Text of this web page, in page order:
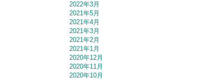
2022年3月
2021年5月
2021年4月
2021年3月
2021年2月
2021年1月
2020年12月
2020年11月
2020年10月